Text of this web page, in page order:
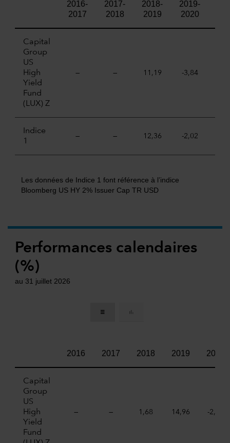
2016-
2017
2017-
2018
2018-
2019
2019-
2020
Capital
Group
US
High
Yield
Fund
(LUX) Z
— — 11,19 -3,84
Indice
1
— — 12,36 -2,02
Les données de Indice 1 font référence à l’indice
Bloomberg US HY 2% Issuer Cap TR USD
Performances calendaires
(%)
au 31 juillet 2026
2016 2017 2018 2019 2020
Capital
Group
US
High
Yield
Fund
— — 1,68 14,96 -2,46